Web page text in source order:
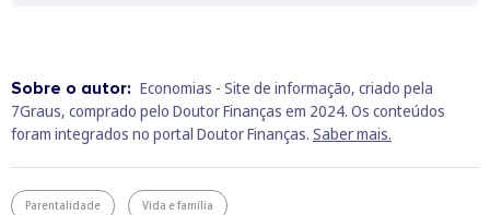
Sobre o autor: Economias - Site de informação, criado pela
7Graus, comprado pelo Doutor Finanças em 2024. Os conteúdos
foram integrados no portal Doutor Finanças. Saber mais.
Parentalidade Vida e família